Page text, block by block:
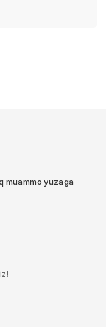
muammo yuzaga